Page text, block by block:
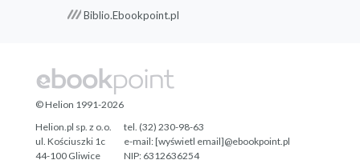
Biblio.Ebookpoint.pl
© Helion 1991-2026
Helion.pl sp. z o.o.
ul. Kościuszki 1c
44-100 Gliwice
tel. (32) 230-98-63
e-mail:[wyświetl email]@ebookpoint.pl
NIP: 6312636254